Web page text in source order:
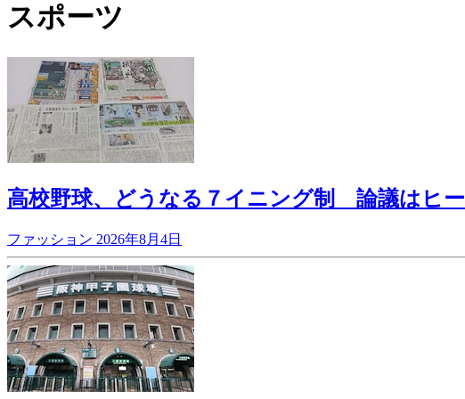
スポーツ
高校野球、どうなる７イニング制 論議はヒ
ファッション 2026年8月4日